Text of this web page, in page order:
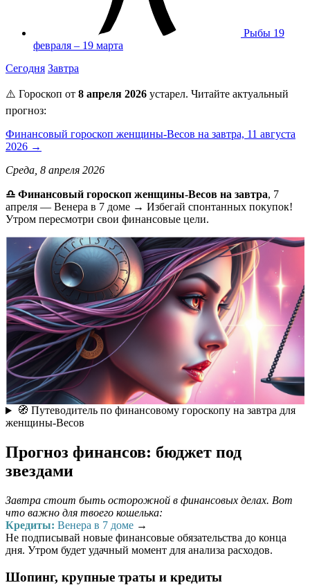
Рыбы 19
февраля – 19 марта
Сегодня Завтра
⚠️ Гороскоп от 8 апреля 2026 устарел. Читайте актуальный
прогноз:
Финансовый гороскоп женщины-Весов на завтра, 11 августа
2026 →
Среда, 8 апреля 2026
♎ Финансовый гороскоп женщины-Весов на завтра, 7
апреля — Венера в 7 доме → Избегай спонтанных покупок!
Утром пересмотри свои финансовые цели.
🧭 Путеводитель по финансовому гороскопу на завтра для
женщины-Весов
Прогноз финансов: бюджет под
звездами
Завтра стоит быть осторожной в финансовых делах. Вот
что важно для твоего кошелька:
Кредиты: Венера в 7 доме →
Не подписывай новые финансовые обязательства до конца
дня. Утром будет удачный момент для анализа расходов.
Шопинг, крупные траты и кредиты